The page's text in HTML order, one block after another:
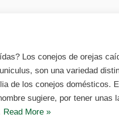
Los conejos de orejas
son una variedad
de los conejos domésticos.
sugiere, por tener unas
Read More«Conejos
»